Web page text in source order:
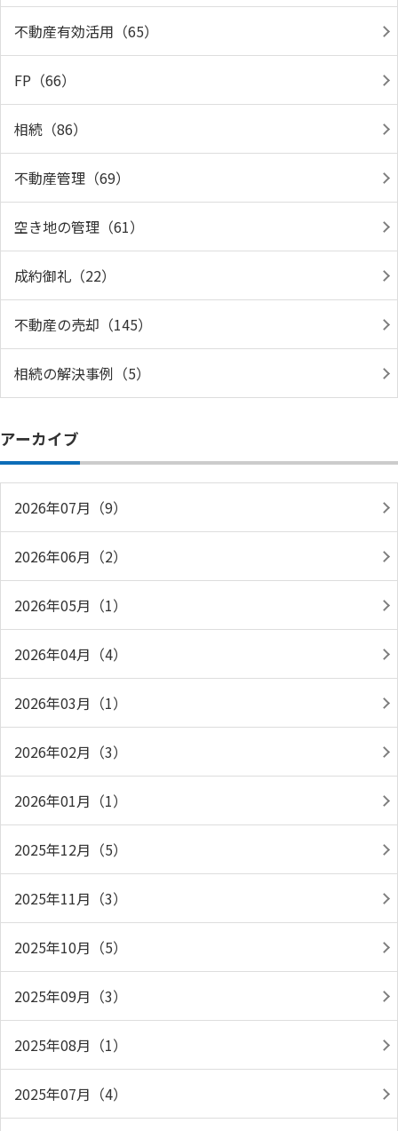
不動産有効活用（65）
FP（66）
相続（86）
不動産管理（69）
空き地の管理（61）
成約御礼（22）
不動産の売却（145）
相続の解決事例（5）
アーカイブ
2026年07月（9）
2026年06月（2）
2026年05月（1）
2026年04月（4）
2026年03月（1）
2026年02月（3）
2026年01月（1）
2025年12月（5）
2025年11月（3）
2025年10月（5）
2025年09月（3）
2025年08月（1）
2025年07月（4）